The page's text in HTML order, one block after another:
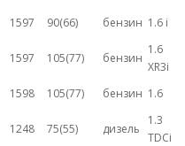
1597 90(66) бензин 1.6 i
1597 105(77) бензин
1.6
XR3i
1598 105(77) бензин 1.6
1248 75(55) дизель
1.3
TDCi